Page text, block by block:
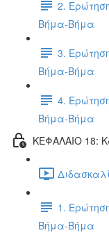
2.
Βήμα-Βήμα
3.
Βήμα-Βήμα
4.
Βήμα-Βήμα
ΚΕΦΑΛΑΙΟ 18:
1.
Βήμα-Βήμα